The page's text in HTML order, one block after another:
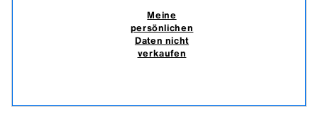
MEINE PERSÖNLICHEN DATEN NICHT VERKAUFEN
DATENSCHUTZ-MANAGEMENT
Meine
persönlichen
Daten nicht
verkaufen